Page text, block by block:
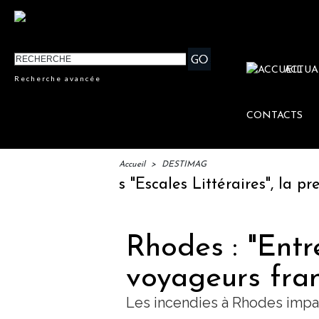
Recherche avancée
CONTACTS
Accueil > DESTIMAG
des "Escales Littéraires", la
Rhodes :
voyageurs
Les incendies à Rhodes